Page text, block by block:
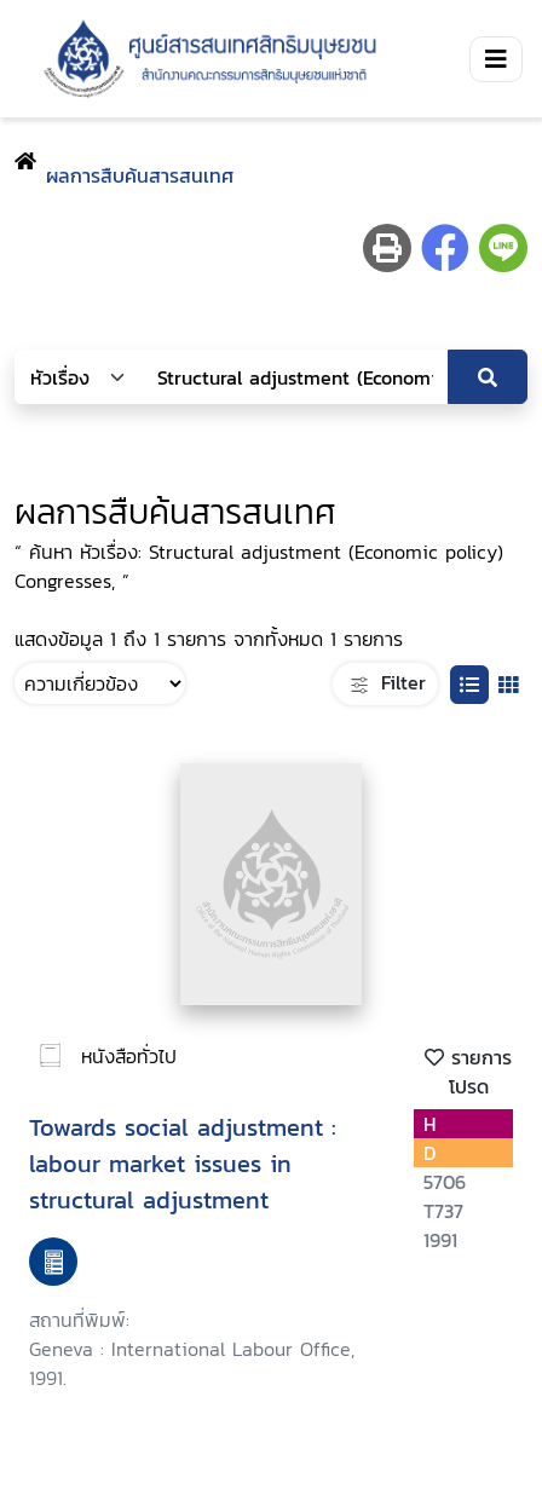
ผลการสืบค้นสารสนเทศ
ผลการสืบค้นสารสนเทศ
“ ค้นหา หัวเรื่อง: Structural adjustment (Economic policy)
Congresses, ”
แสดงข้อมูล 1 ถึง 1 รายการ จากทั้งหมด 1 รายการ
Filter
หนังสือทั่วไป
รายการ
โปรด
Towards social adjustment :
labour market issues in
structural adjustment
สถานที่พิมพ์:
Geneva : International Labour Office,
1991.
H
D
5706
T737
1991